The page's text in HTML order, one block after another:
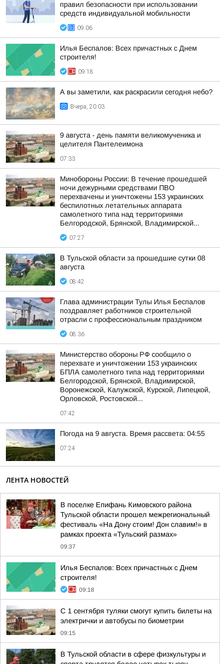
правил безопасности при использовании
средств индивидуальной мобильности
09:06
Илья Беспалов: Всех причастных с Днем
строителя!
09:18
А вы заметили, как раскрасили сегодня небо?
Вчера, 20:03
9 августа - день памяти великомученика и
целителя Пантелеимона
07:33
Минобороны России: В течение прошедшей
ночи дежурными средствами ПВО
перехвачены и уничтожены 153 украинских
беспилотных летательных аппарата
самолетного типа над территориями
Белгородской, Брянской, Владимирской...
07:27
В Тульской области за прошедшие сутки 08
августа
08:42
Глава администрации Тулы Илья Беспалов
поздравляет работников строительной
отрасли с профессиональным праздником
08:36
Министерство обороны РФ сообщило о
перехвате и уничтожении 153 украинских
БПЛА самолетного типа над территориями
Белгородской, Брянской, Владимирской,
Воронежской, Калужской, Курской, Липецкой,
Орловской, Ростовской...
07:42
Погода на 9 августа. Время рассвета: 04:55
07:24
ЛЕНТА НОВОСТЕЙ
В поселке Епифань Кимовского района
Тульской области прошел межрегиональный
фестиваль «На Дону стоим! Дон славим!» в
рамках проекта «Тульский размах»
09:37
Илья Беспалов: Всех причастных с Днем
строителя!
09:18
С 1 сентября туляки смогут купить билеты на
электрички и автобусы по биометрии
09:15
В Тульской области в сфере физкультуры и